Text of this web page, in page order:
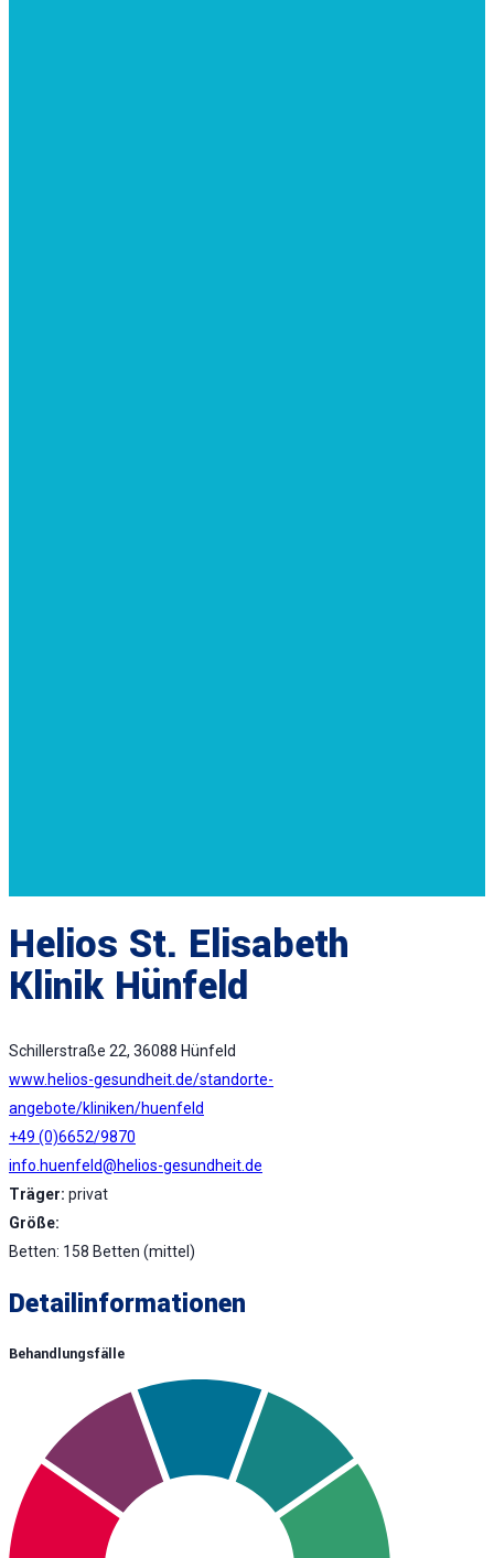
Helios St. Elisabeth
Klinik Hünfeld
Schillerstraße 22, 36088 Hünfeld
www.helios-gesundheit.de/standorte-
angebote/kliniken/huenfeld
+49 (0)6652/9870
info.huenfeld@helios-gesundheit.de
Träger: privat
Größe:
Betten: 158 Betten (mittel)
Detailinformationen
Behandlungsfälle